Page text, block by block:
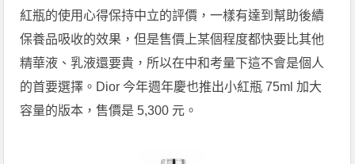
紅瓶的使用心得保持中立的評價，一樣有達到幫助後續
保養品吸收的效果，但是售價上某個程度都快要比其他
精華液、乳液還要貴，所以在中和考量下這不會是個人
的首要選擇。Dior 今年週年慶也推出小紅瓶 75ml 加大
容量的版本，售價是 5,300 元。